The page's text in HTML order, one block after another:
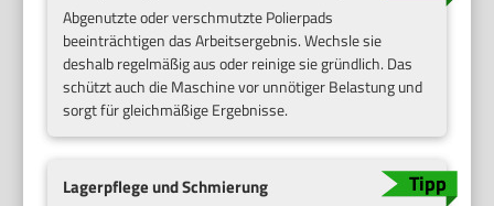
Abgenutzte oder verschmutzte Polierpads
beeinträchtigen das Arbeitsergebnis. Wechsle sie
deshalb regelmäßig aus oder reinige sie gründlich. Das
schützt auch die Maschine vor unnötiger Belastung und
sorgt für gleichmäßige Ergebnisse.
Lagerpflege und Schmierung